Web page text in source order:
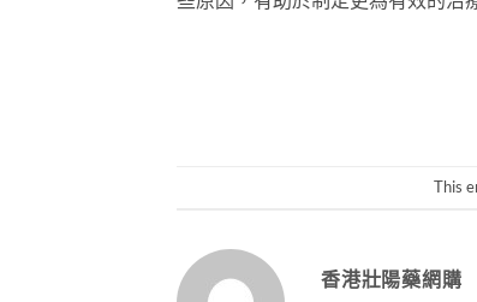
This
香港壯陽藥網購